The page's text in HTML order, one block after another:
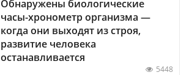
Обнаружены биологические
часы-хронометр организма —
когда они выходят из строя,
развитие человека
останавливается
5448